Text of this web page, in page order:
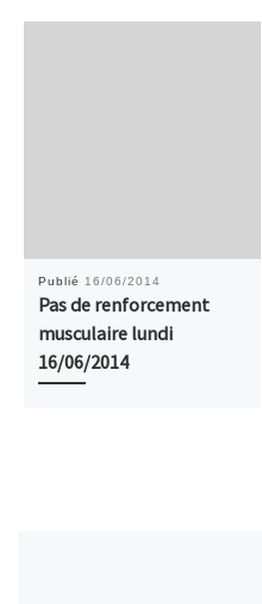
Publié 16/06/2014
Pas de renforcement
musculaire lundi
16/06/2014